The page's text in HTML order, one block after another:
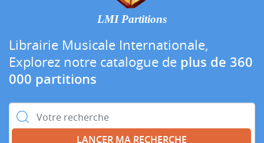
LMI Partitions
Librairie Musicale Internationale,
Explorez notre catalogue de plus de 360
000 partitions
Rechercher :